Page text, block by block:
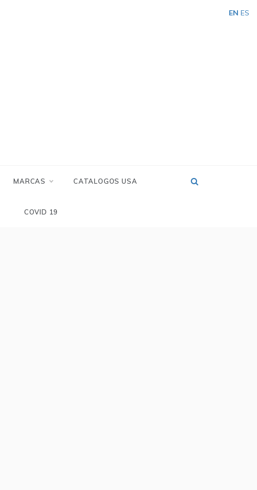
MARCAS CATALOGOS USA
COVID 19
EN ES